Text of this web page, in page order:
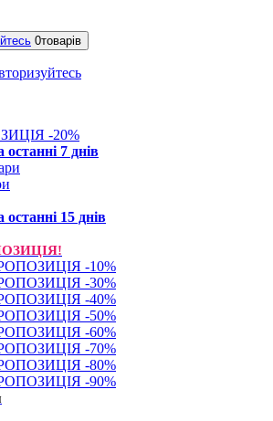
0товарів
-20%
останнi 7 днiв
останнi 15 днiв
-10%
-30%
-40%
-50%
-60%
-70%
-80%
-90%